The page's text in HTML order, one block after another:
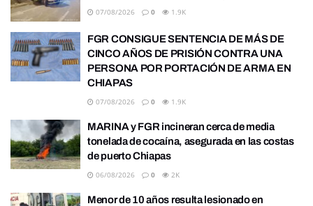
07/08/2026 0 1.9K
FGR CONSIGUE SENTENCIA DE MÁS DE
CINCO AÑOS DE PRISIÓN CONTRA UNA
PERSONA POR PORTACIÓN DE ARMA EN
CHIAPAS
07/08/2026 0 1.9K
MARINA y FGR incineran cerca de media
tonelada de cocaína, asegurada en las costas
de puerto Chiapas
06/08/2026 0 2K
Menor de 10 años resulta lesionado en